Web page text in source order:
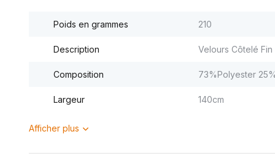
Poids en grammes 210
Description Velours Côtelé Fin
Composition 73%Polyester
Largeur 140cm
Afficher plus